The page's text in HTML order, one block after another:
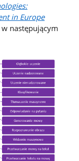
in Europe
następującym